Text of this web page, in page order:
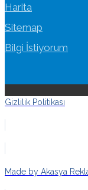
Harita
Sitemap
Bilgi İstiyorum
Gizlilik Politikası
Made by Akasya